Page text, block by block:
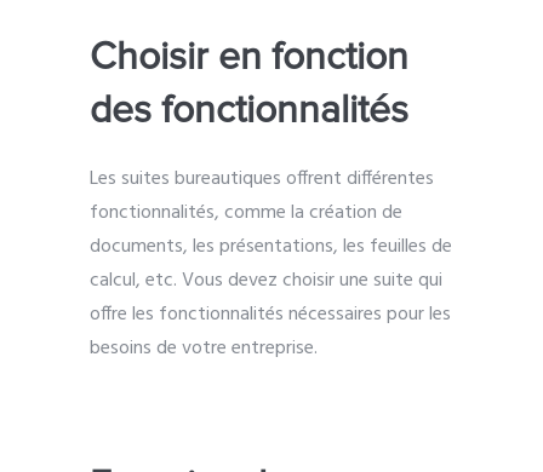
Choisir en fonction
des fonctionnalités
Les suites bureautiques offrent différentes
fonctionnalités, comme la création de
documents, les présentations, les feuilles de
calcul, etc. Vous devez choisir une suite qui
offre les fonctionnalités nécessaires pour les
besoins de votre entreprise.